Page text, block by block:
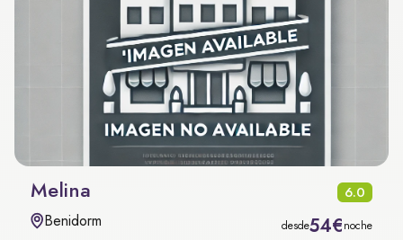
Melina 6.0
Benidorm desde54€noche